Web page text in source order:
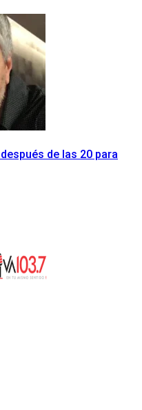
de las 20 para